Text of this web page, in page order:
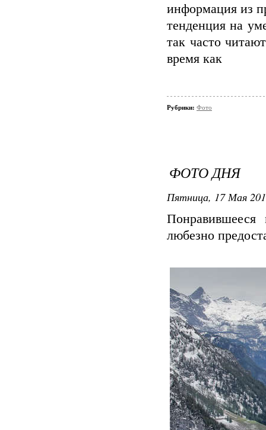
информация из
тенденция на
так часто
время как
Рубрики: Фото
ФОТО ДНЯ
Пятница, 17 Мая
любезно